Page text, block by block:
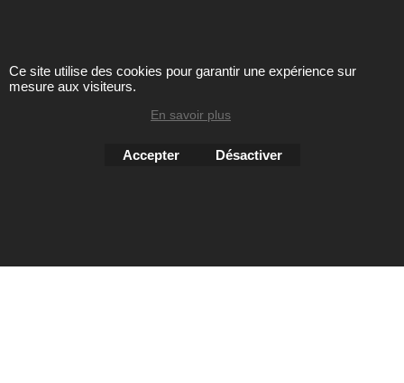
Toute reproduction de textes, photos ou autres éléments des
sites Avril chausseur confort est strictement interdite sous
peine de poursuites
Ce site utilise des cookies pour garantir une expérience sur
mesure aux visiteurs.
En savoir plus
Accepter Désactiver